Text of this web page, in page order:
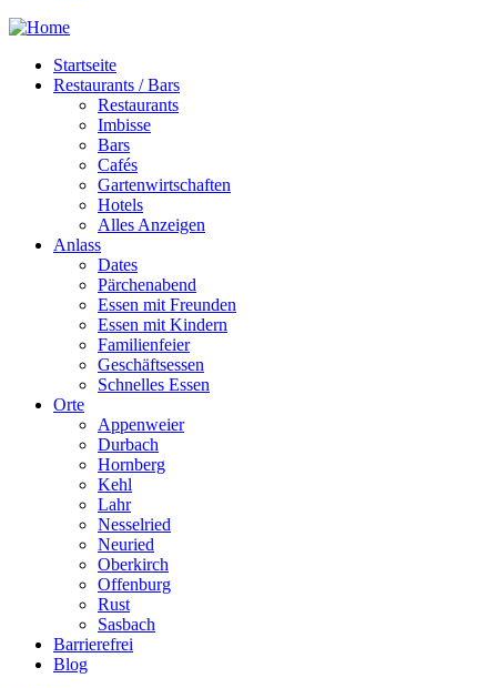
Startseite
Restaurants / Bars
Restaurants
Imbisse
Bars
Cafés
Gartenwirtschaften
Hotels
Alles Anzeigen
Anlass
Dates
Pärchenabend
Essen mit Freunden
Essen mit Kindern
Familienfeier
Geschäftsessen
Schnelles Essen
Orte
Appenweier
Durbach
Hornberg
Kehl
Lahr
Nesselried
Neuried
Oberkirch
Offenburg
Rust
Sasbach
Barrierefrei
Blog